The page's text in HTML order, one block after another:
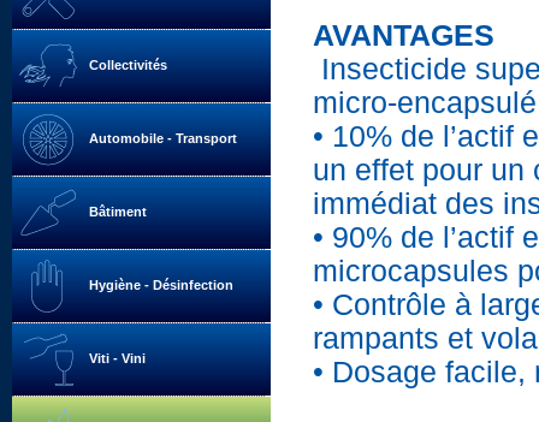
Collectivités
Automobile - Transport
Bâtiment
Hygiène - Désinfection
Viti - Vini
AVANTAGES
Insecticide
micro-
• 10% de l’actif
un effet pour un
immédiat des
• 90% de l’actif
microcapsules
• Contrôle à
rampants et
• Dosage